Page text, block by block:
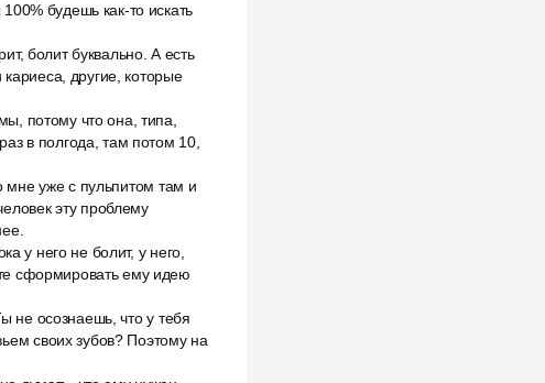
будешь как-то искать
болит буквально. А есть
другие, которые
потому что она, типа,
в полгода, там потом 10,
мне уже с пульпитом там и
эту проблему
у него не болит, у него,
сформировать ему идею
не осознаешь, что у тебя
своих зубов? Поэтому на